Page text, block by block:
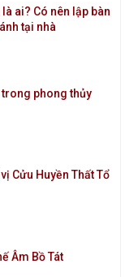
ai? Có nên lập bàn
tại nhà
trong phong thủy
Cửu Huyền Thất Tổ
Âm Bồ Tát